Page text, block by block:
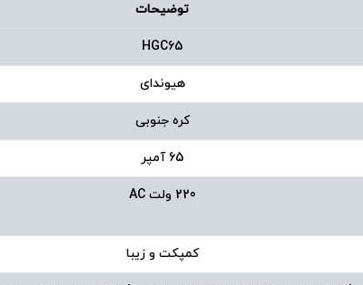
توضیحات
HGC65
هیوندای
کره جنوبی
65 آمپر
220 ولت AC
کمپکت و زیبا